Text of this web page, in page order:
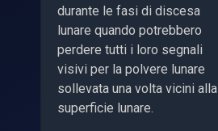
durante le fasi di discesa
lunare quando potrebbero
perdere tutti i loro segnali
visivi per la polvere lunare
sollevata una volta vicini alla
superficie lunare.